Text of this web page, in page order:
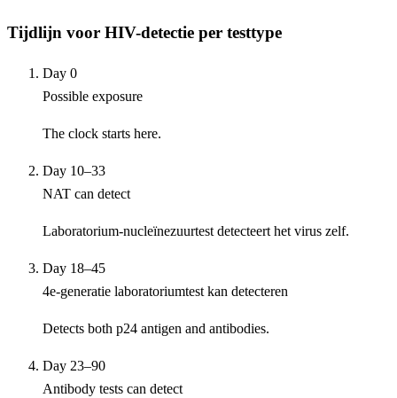
Tijdlijn voor HIV-detectie per testtype
Day 0
Possible exposure
The clock starts here.
Day 10–33
NAT can detect
Laboratorium-nucleïnezuurtest detecteert het virus zelf.
Day 18–45
4e-generatie laboratoriumtest kan detecteren
Detects both p24 antigen and antibodies.
Day 23–90
Antibody tests can detect